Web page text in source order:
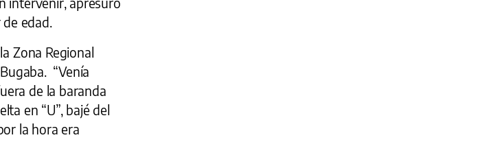
edad.
Zona Regional
“Venía
de la baranda
en “U”, bajé del
la hora era